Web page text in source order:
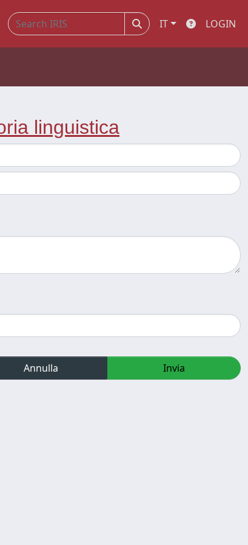
IT LOGIN
linguistica
Annulla Invia